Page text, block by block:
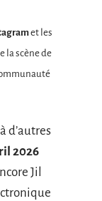
et les
la scène de
d’autres
2026
Jil